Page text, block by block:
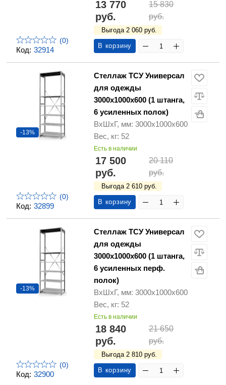
Код: 32914
(0)
13 770
руб.
15 830
руб.
Выгода 2 060 руб.
В корзину
Код: 32899
-13%
(0)
Стеллаж ТСУ Универсал
для одежды
3000х1000х600 (1 штанга,
6 усиленных полок)
ВхШхГ, мм: 3000х1000х600
Вес, кг: 52
Есть в наличии
17 500
руб.
20 110
руб.
Выгода 2 610 руб.
В корзину
Код: 32900
-13%
(0)
Стеллаж ТСУ Универсал
для одежды
3000х1000х600 (1 штанга,
6 усиленных перф.
полок)
ВхШхГ, мм: 3000х1000х600
Вес, кг: 52
Есть в наличии
18 840
руб.
21 650
руб.
Выгода 2 810 руб.
В корзину